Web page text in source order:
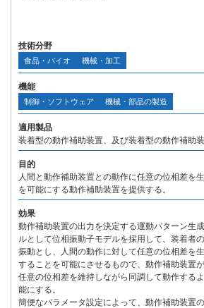
技術分野
食品・バイオ 機械・加工
機能
制御・ソフトウェア 機械・部品の製造
適用製品
装着型の動作補助装置、及び装着型の動作補助
目的
人間と動作補助装置との動作に任意の位相差を
を可能にする動作補助装置を提供する。
効果
動作補助装置の出力を決定する運動パターン生
ルとして位相振動子モデルを採用して、装着者
振動とし、人間の動作に対して任意の位相差を
することを可能にさせるもので、動作補助装置
任意の位相差を維持しながら同調して動作する
能にする。
簡便なパラメータ設定によって、動作補助装置